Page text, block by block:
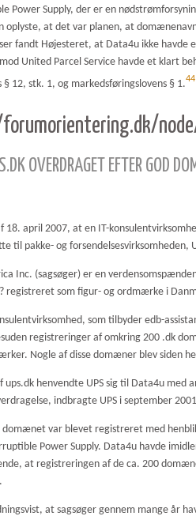
Power Supply, der er en
at det var planen, at
fandt Højesteret, at Data4u ikke
United Parcel Service havde et klart
12, stk. 1, og markedsføringslovens § 1.44
OVERDRAGET EFTER GOD
18. april 2007, at en IT-
til pakke- og forsendelsesvirksomheden,
Inc. (sagsøger) er en
registreret som figur- og ordmærke i
som tilbyder edb-
registreringer af omkring 200 .dk
Nogle af disse domæner blev siden
henvendte UPS sig til Data4u
indbragte UPS i september
var blevet registreret med
Power Supply. Data4u havde
at registreringen af de ca. 200
at sagsøger gennem mange år